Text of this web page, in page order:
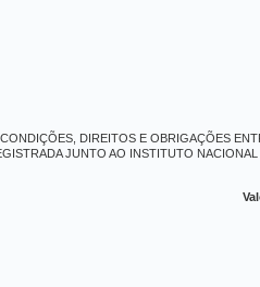
DIREITOS E OBRIGAÇÕES
JUNTO AO INSTITUTO